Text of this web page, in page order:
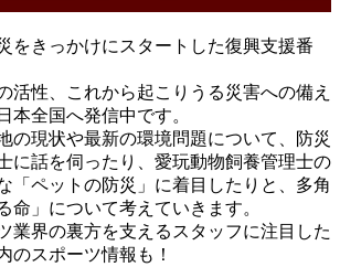
をきっかけにスタートした復興支援番
活性、これから起こりうる災害への備え
本全国へ発信中です。
の現状や最新の環境問題について、防災
に話を伺ったり、愛玩動物飼養管理士の
「ペットの防災」に着目したりと、多角
命」について考えていきます。
業界の裏方を支えるスタッフに注目した
のスポーツ情報も！